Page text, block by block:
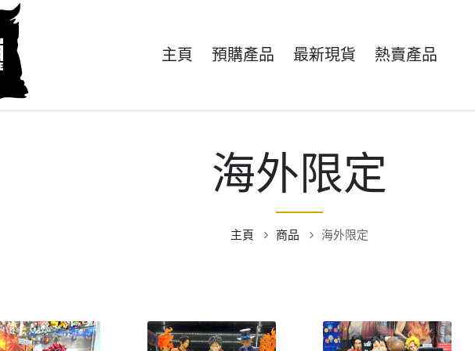
主頁 預購產品 最新現貨 熱賣產品
海外限定
主頁 商品 海外限定